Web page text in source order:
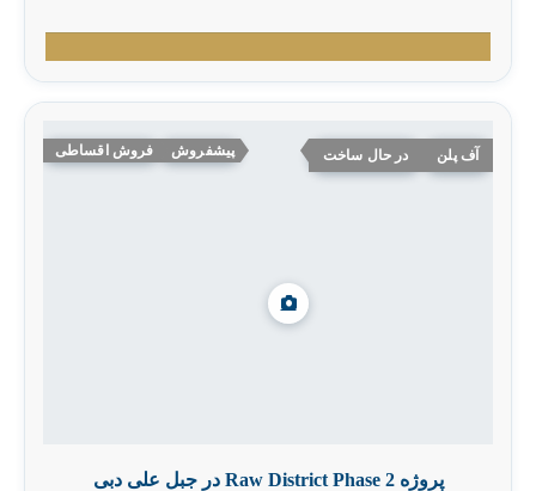
آف پلن در حال ساخت پیشفروش فروش اقساطی
پروژه Raw District Phase 2 در جبل علی دبی